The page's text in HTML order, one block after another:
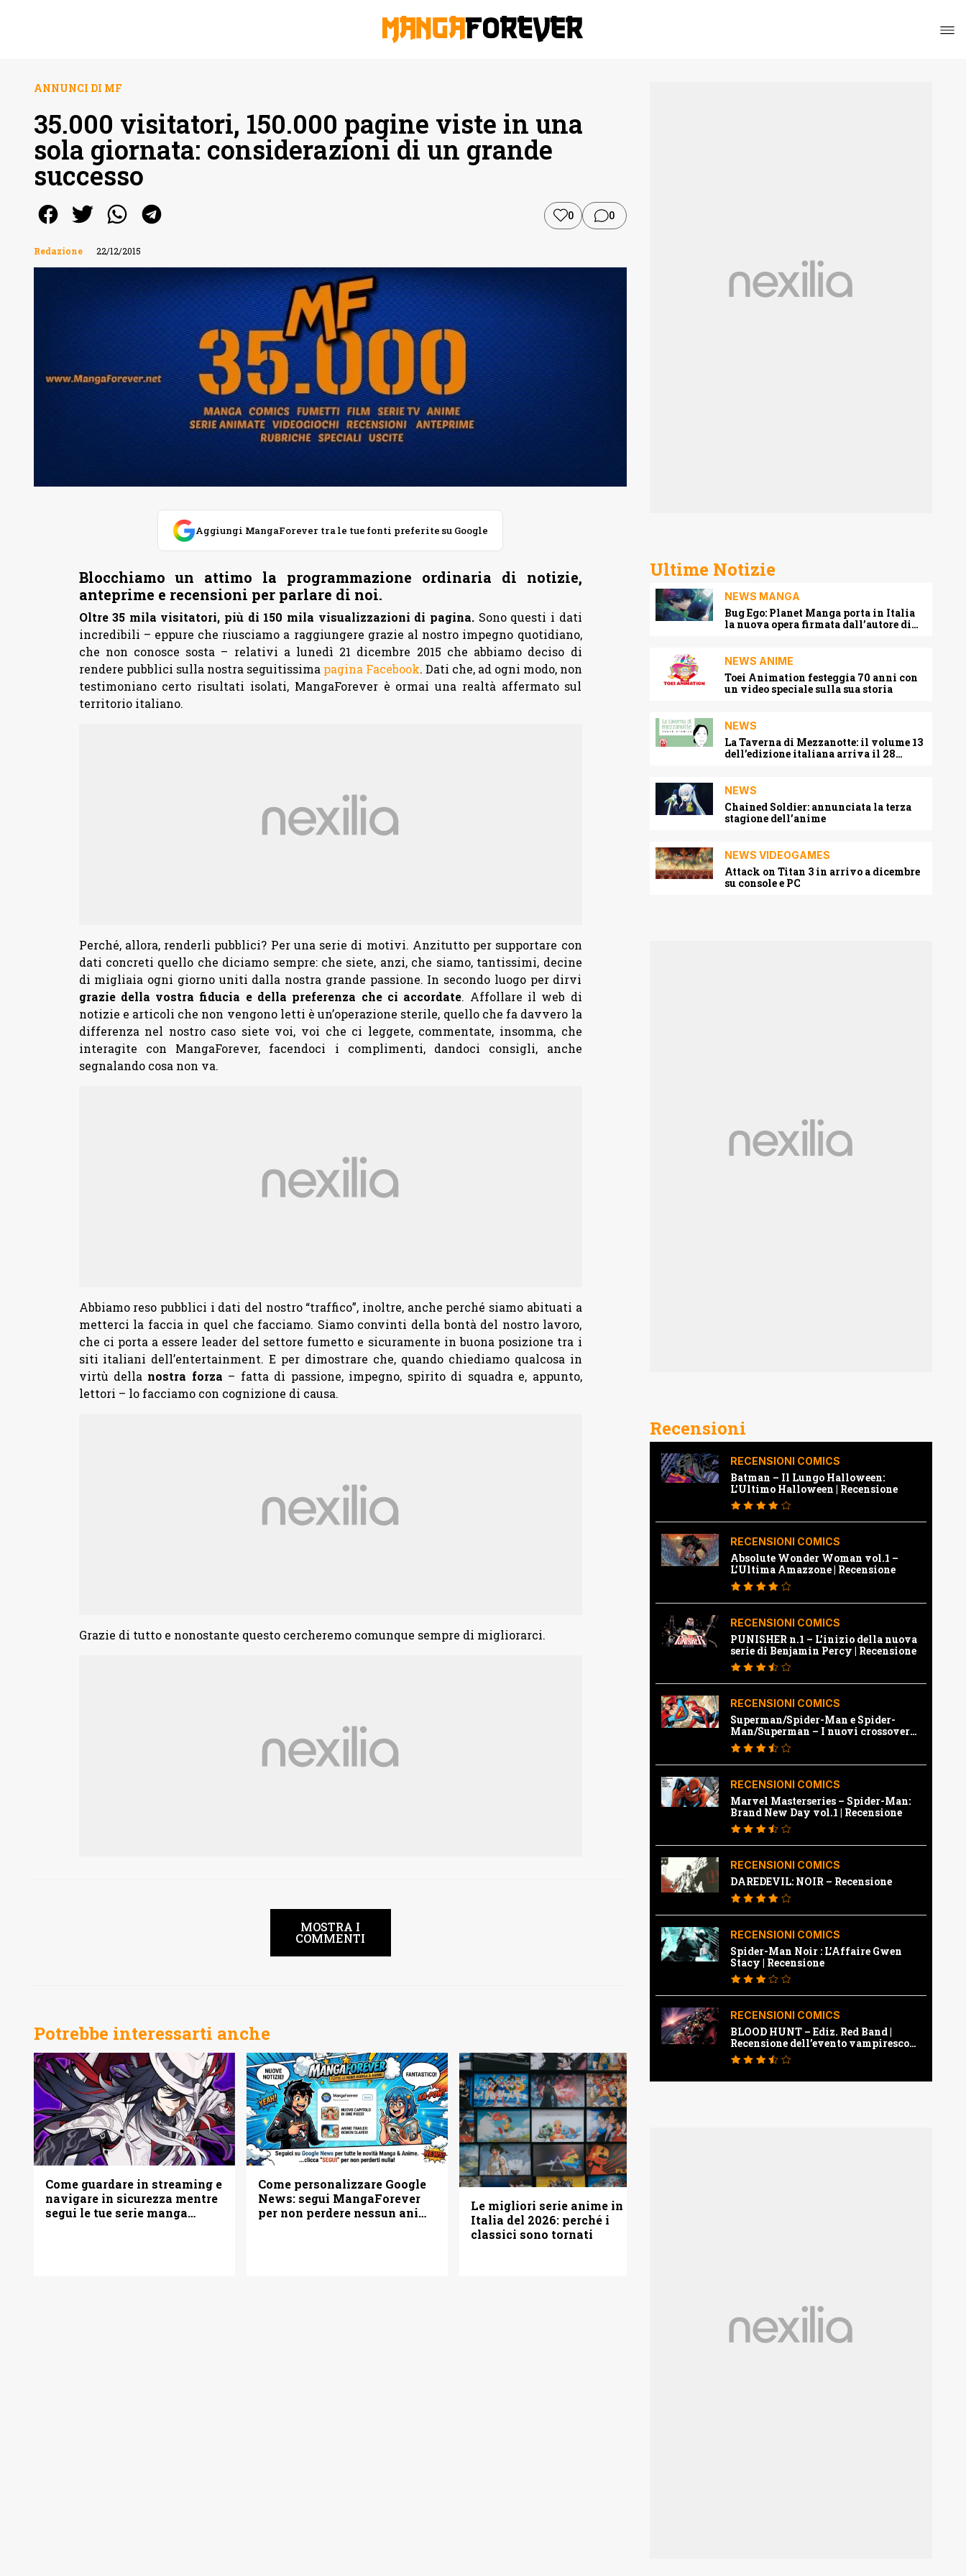
ANNUNCI DI MF
35.000 visitatori, 150.000 pagine viste in una
sola giornata: considerazioni di un grande
successo
0 0
Redazione 22/12/2015
Aggiungi MangaForever tra le tue fonti preferite su Google
Blocchiamo un attimo la programmazione ordinaria di notizie,
anteprime e recensioni per parlare di noi.
Oltre 35 mila visitatori, più di 150 mila visualizzazioni di pagina.Sono questi i dati
incredibili – eppure che riusciamo a raggiungere grazie al nostro impegno quotidiano,
che non conosce sosta – relativi a lunedì 21 dicembre 2015 che abbiamo deciso di
rendere pubblici sulla nostra seguitissima pagina Facebook. Dati che, ad ogni modo, non
testimoniano certo risultati isolati, MangaForever è ormai una realtà affermato sul
territorio italiano.
Perché, allora, renderli pubblici? Per una serie di motivi. Anzitutto per supportare con
dati concreti quello che diciamo sempre: che siete, anzi, che siamo, tantissimi, decine
di migliaia ogni giorno uniti dalla nostra grande passione. In secondo luogo per dirvi
grazie della vostra fiducia e della preferenza che ci accordate. Affollare il web di
notizie e articoli che non vengono letti è un’operazione sterile, quello che fa davvero la
differenza nel nostro caso siete voi, voi che ci leggete, commentate, insomma, che
interagite con MangaForever, facendoci i complimenti, dandoci consigli, anche
segnalando cosa non va.
Abbiamo reso pubblici i dati del nostro “traffico”, inoltre, anche perché siamo abituati a
metterci la faccia in quel che facciamo. Siamo convinti della bontà del nostro lavoro,
che ci porta a essere leader del settore fumetto e sicuramente in buona posizione tra i
siti italiani dell’entertainment. E per dimostrare che, quando chiediamo qualcosa in
virtù della nostra forza – fatta di passione, impegno, spirito di squadra e, appunto,
lettori – lo facciamo con cognizione di causa.
Grazie di tutto e nonostante questo cercheremo comunque sempre di migliorarci.
MOSTRA I
COMMENTI
Potrebbe interessarti anche
Come guardare in streaming e
navigare in sicurezza mentre
segui le tue serie manga
Come personalizzare Google
News: segui MangaForever
per non perdere nessun anime
Le migliori serie anime in
Italia del 2026: perché i
classici sono tornati
Ultime Notizie
NEWS MANGA
Bug Ego: Planet Manga porta in Italia
la nuova opera firmata dall’autore di
NEWS ANIME
Toei Animation festeggia 70 anni con
un video speciale sulla sua storia
NEWS
La Taverna di Mezzanotte: il volume 13
dell’edizione italiana arriva il 28
NEWS
Chained Soldier: annunciata la terza
stagione dell’anime
NEWS VIDEOGAMES
Attack on Titan 3 in arrivo a dicembre
su console e PC
Recensioni
RECENSIONI COMICS
Batman – Il Lungo Halloween:
L’Ultimo Halloween | Recensione
RECENSIONI COMICS
Absolute Wonder Woman vol.1 –
L’Ultima Amazzone | Recensione
RECENSIONI COMICS
PUNISHER n.1 – L’inizio della nuova
serie di Benjamin Percy | Recensione
RECENSIONI COMICS
Superman/Spider-Man e Spider-
Man/Superman – I nuovi crossover
Marvel e Dc | Recensione
RECENSIONI COMICS
Marvel Masterseries – Spider-Man:
Brand New Day vol.1 | Recensione
RECENSIONI COMICS
DAREDEVIL: NOIR – Recensione
RECENSIONI COMICS
Spider-Man Noir : L’Affaire Gwen
Stacy | Recensione
RECENSIONI COMICS
BLOOD HUNT – Ediz. Red Band |
Recensione dell’evento vampiresco
della Marvel